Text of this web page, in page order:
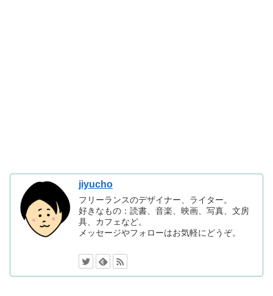
jiyucho
フリーランスのデザイナー、ライター。
好きなもの：読書、音楽、映画、写真、文房
具、カフェなど。
メッセージやフォローはお気軽にどうぞ。